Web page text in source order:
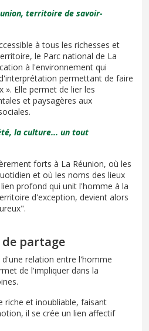
territoire de savoir-
à tous les richesses et
le Parc national de La
à l'environnement qui
permettant de faire
». Elle permet de lier les
et paysagères aux
la culture... un tout
forts à La Réunion, où les
et où les noms des lieux
profond qui unit l'homme à la
d'exception, devient alors
de partage
d'une relation entre l'homme
de l'impliquer dans la
riche et inoubliable, faisant
il se crée un lien affectif